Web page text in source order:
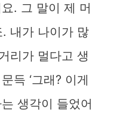
. 그 말이 제 머
내가 나이가 많
리가 멀다고 생
득 ‘그래? 이게
생각이 들었어